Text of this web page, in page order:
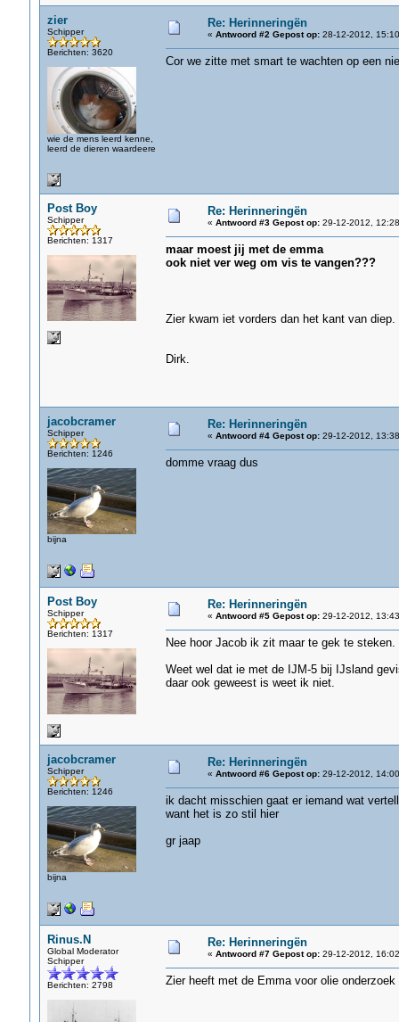
zier
Schipper
Berichten: 3620
wie de mens leerd kenne,
leerd de dieren waardeere
Re: Herinneringën
« Antwoord #2 Gepost op:28-12-2012,
Cor we zitte met smart te wachten op een
Post Boy
Schipper
Berichten: 1317
Re: Herinneringën
« Antwoord #3 Gepost op:29-12-2012,
maar moest jij met de emma
ook niet ver weg om vis te vangen???
Zier kwam iet vorders dan het kant van diep.
Dirk.
jacobcramer
Schipper
Berichten: 1246
bijna
Re: Herinneringën
« Antwoord #4 Gepost op:29-12-2012,
domme vraag dus
Post Boy
Schipper
Berichten: 1317
Re: Herinneringën
« Antwoord #5 Gepost op:29-12-2012,
Nee hoor Jacob ik zit maar te gek te steken.
Weet wel dat ie met de IJM-5 bij IJsland
daar ook geweest is weet ik niet.
jacobcramer
Schipper
Berichten: 1246
bijna
Re: Herinneringën
« Antwoord #6 Gepost op:29-12-2012,
ik dacht misschien gaat er iemand wat
want het is zo stil hier
gr jaap
Rinus.N
Global Moderator
Schipper
Berichten: 2798
Re: Herinneringën
« Antwoord #7 Gepost op:29-12-2012,
Zier heeft met de Emma voor olie